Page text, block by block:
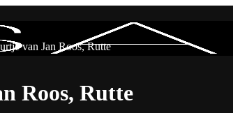
van Jan Roos, Rutte
Roos, Rutte